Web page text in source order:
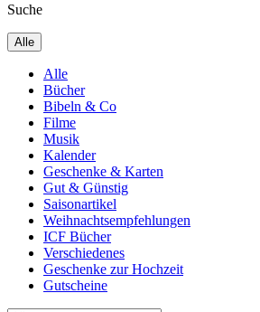
Suche
Alle
Alle
Bücher
Bibeln & Co
Filme
Musik
Kalender
Geschenke & Karten
Gut & Günstig
Saisonartikel
Weihnachtsempfehlungen
ICF Bücher
Verschiedenes
Geschenke zur Hochzeit
Gutscheine